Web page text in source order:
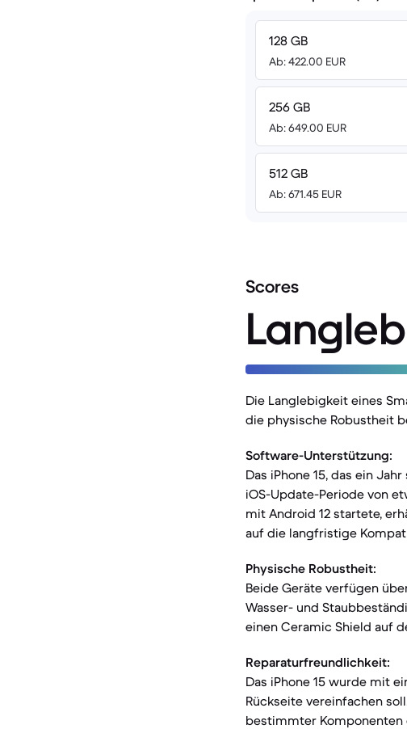
128 GB
Ab: 422.00 EUR
256 GB
Ab: 649.00 EUR
512 GB
Ab: 671.45 EUR
Scores
Die Langlebigkeit eines
die physische Robustheit
Software-Unterstützung:
Das iPhone 15, das ein
iOS-Update-Periode von
mit Android 12 startete,
auf die langfristige
Physische Robustheit:
Beide Geräte verfügen
Wasser- und
einen Ceramic Shield auf
Reparaturfreundlichkeit:
Das iPhone 15 wurde mit
Rückseite vereinfachen
bestimmter Komponenten